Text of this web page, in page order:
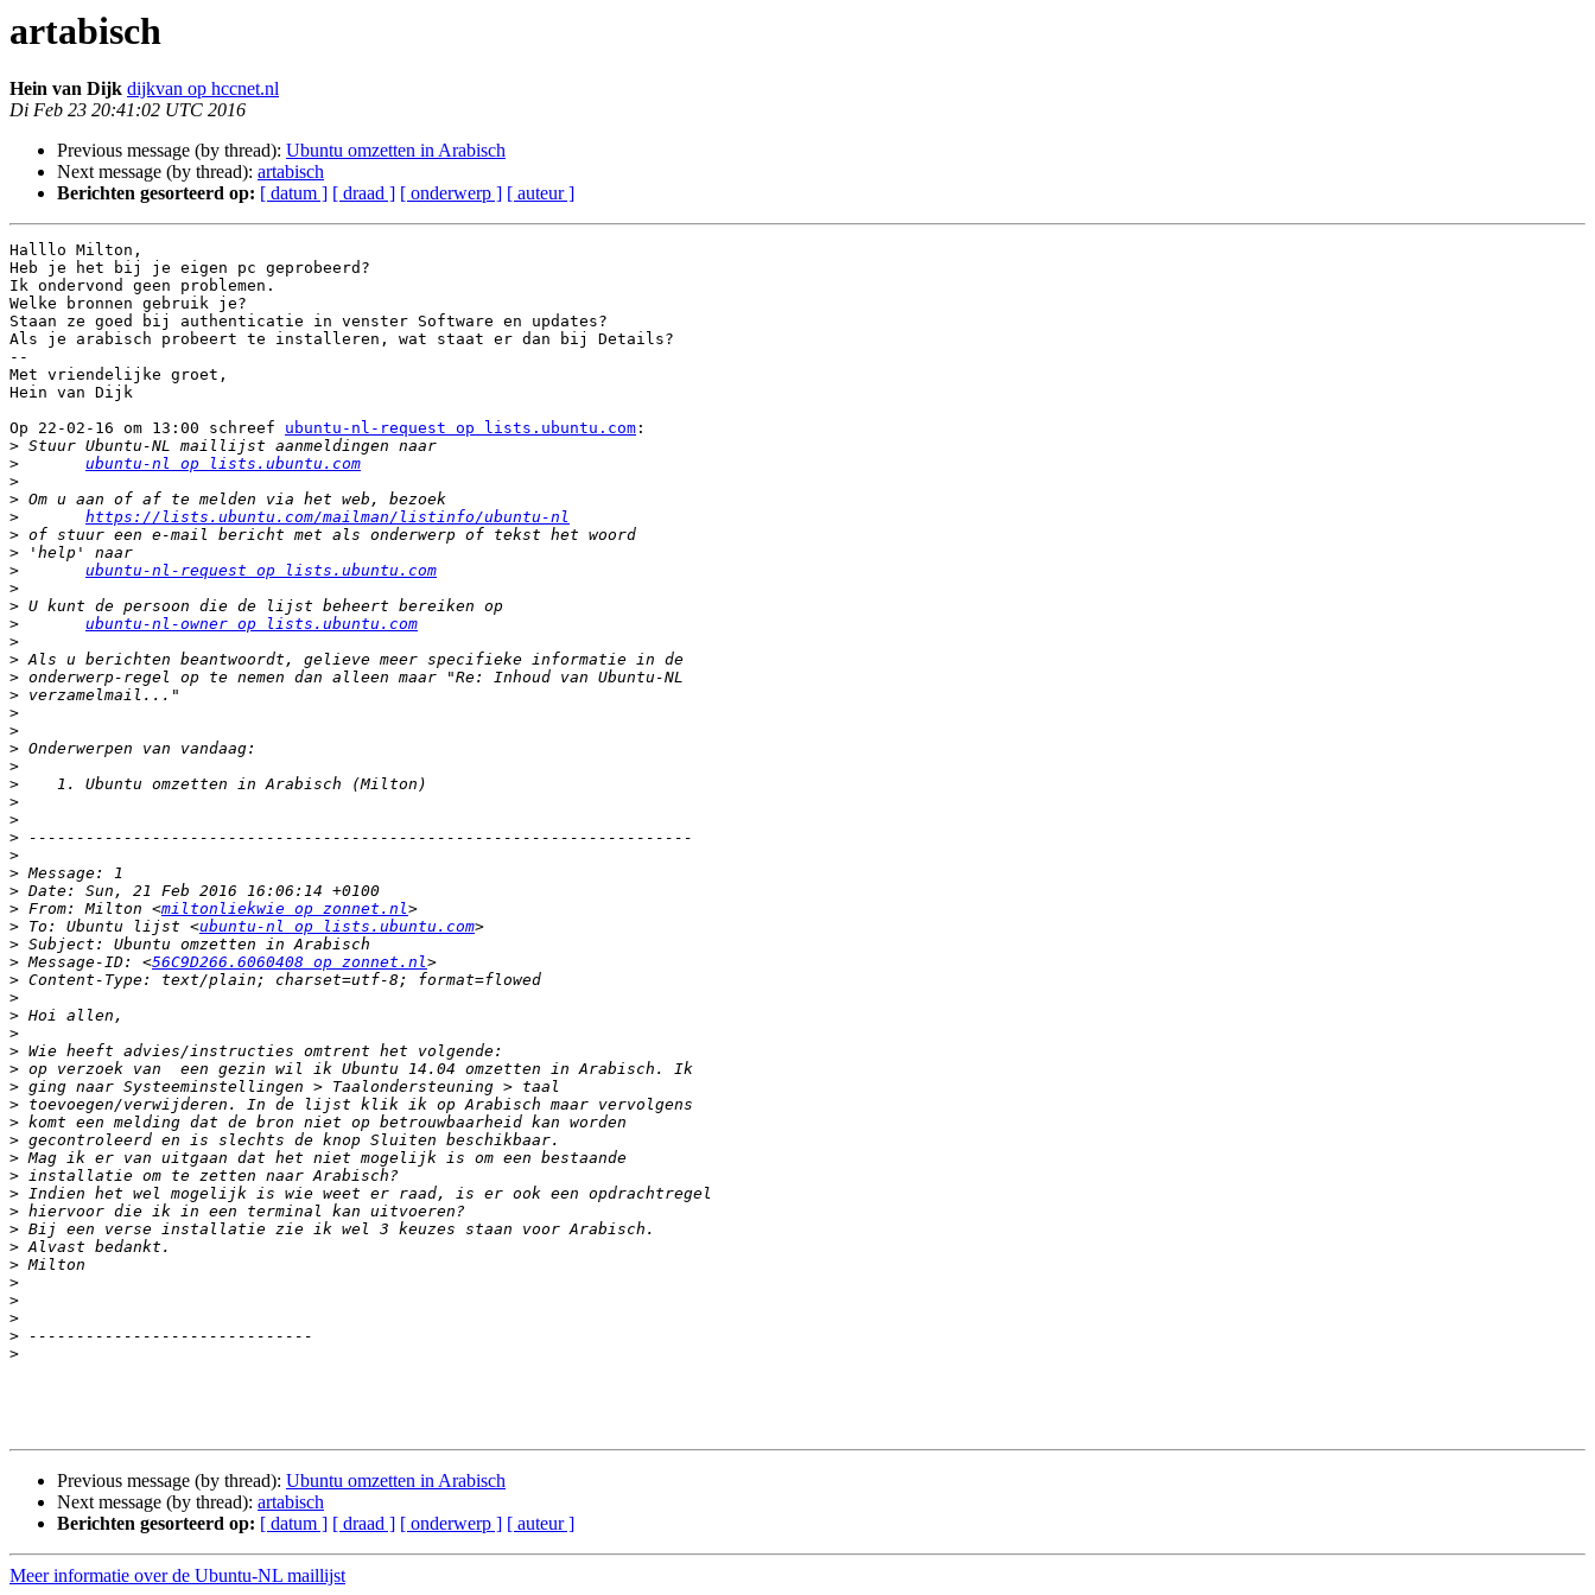
artabisch
Hein van Dijk dijkvan op hccnet.nl
Di Feb 23 20:41:02 UTC 2016
Previous message (by thread): Ubuntu omzetten in Arabisch
Next message (by thread): artabisch
Berichten gesorteerd op: [ datum ] [ draad ] [ onderwerp ] [ auteur ]
Halllo Milton,
Heb je het bij je eigen pc geprobeerd?
Ik ondervond geen problemen.
Welke bronnen gebruik je?
Staan ze goed bij authenticatie in venster Software en updates?
Als je arabisch probeert te installeren, wat staat er dan bij Details?
--
Met vriendelijke groet,
Hein van Dijk
Op 22-02-16 om 13:00 schreef ubuntu-nl-request op lists.ubuntu.com :
>
>
ubuntu-nl op lists.ubuntu.com
>
>
>
https://lists.ubuntu.com/mailman/listinfo/ubuntu-nl
>
>
>
ubuntu-nl-request op lists.ubuntu.com
>
>
>
ubuntu-nl-owner op lists.ubuntu.com
>
>
>
>
>
>
>
>
>
>
>
>
>
>
>
> From: Milton <miltonliekwie op zonnet.nl
> To: Ubuntu lijst <ubuntu-nl op lists.ubuntu.com
>
> Message-ID: <56C9D266.6060408 op zonnet.nl
>
>
>
>
>
>
>
>
>
>
>
>
>
>
>
>
>
>
>
>
>
>
Previous message (by thread): Ubuntu omzetten in Arabisch
Next message (by thread): artabisch
Berichten gesorteerd op: [ datum ] [ draad ] [ onderwerp ] [ auteur ]
Meer informatie over de Ubuntu-NL maillijst